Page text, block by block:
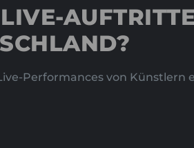
Performances von